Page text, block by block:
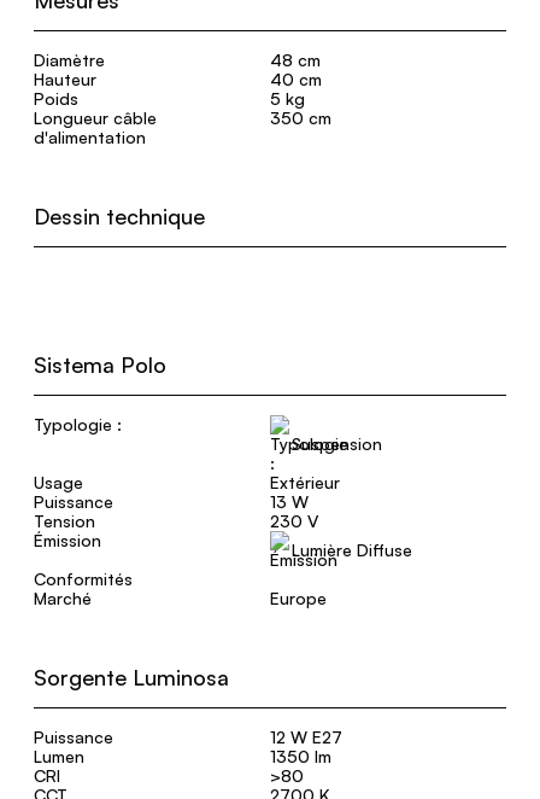
Diamètre
48 cm
Hauteur
40 cm
Poids
5 kg
Longueur câble
d'alimentation
350 cm
Dessin technique
Sistema Polo
Typologie :
Suspension
Usage
Extérieur
Puissance
13 W
Tension
230 V
Émission
Lumière Diffuse
Conformités
Marché
Europe
Sorgente Luminosa
Puissance
12 W E27
Lumen
1350 lm
CRI
>80
CCT
2700 K